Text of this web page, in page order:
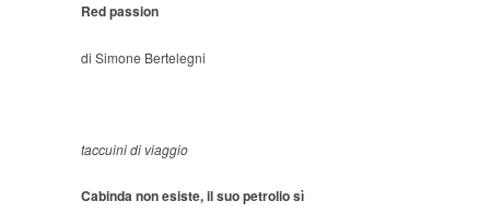
Red passion
di Simone Bertelegni
taccuini di viaggio
Cabinda non esiste, il suo petrolio sì